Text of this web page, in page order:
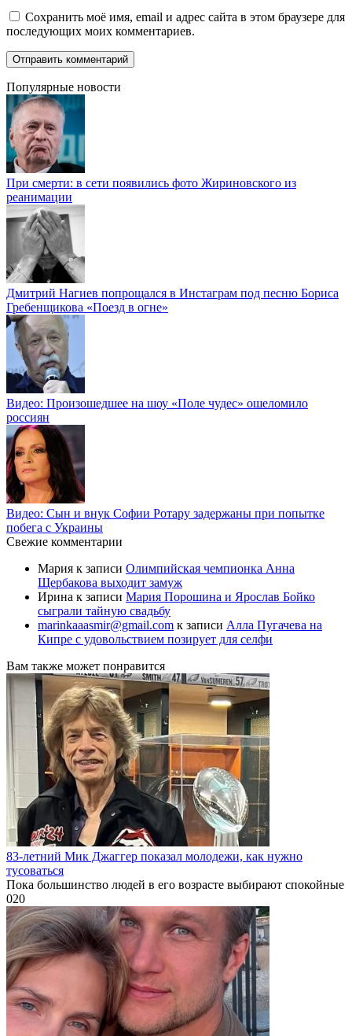
Сохранить моё имя, email и адрес сайта в этом браузере для
последующих моих комментариев.
Популярные новости
При смерти: в сети появились фото Жириновского из
реанимации
Дмитрий Нагиев попрощался в Инстаграм под песню Бориса
Гребенщикова «Поезд в огне»
Видео: Произошедшее на шоу «Поле чудес» ошеломило
россиян
Видео: Сын и внук Софии Ротару задержаны при попытке
побега с Украины
Свежие комментарии
Мария к записи Олимпийская чемпионка Анна
Щербакова выходит замуж
Ирина к записи Мария Порошина и Ярослав Бойко
сыграли тайную свадьбу
marinkaaasmir@gmail.com к записи Алла Пугачева на
Кипре с удовольствием позирует для селфи
Вам также может понравится
83-летний Мик Джаггер показал молодежи, как нужно
тусоваться
Пока большинство людей в его возрасте выбирают спокойные
020